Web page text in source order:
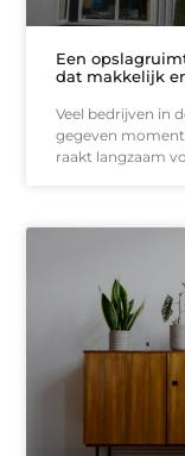
Een
dat makkelijk
Veel bedrijven in
gegeven
raakt langzaam